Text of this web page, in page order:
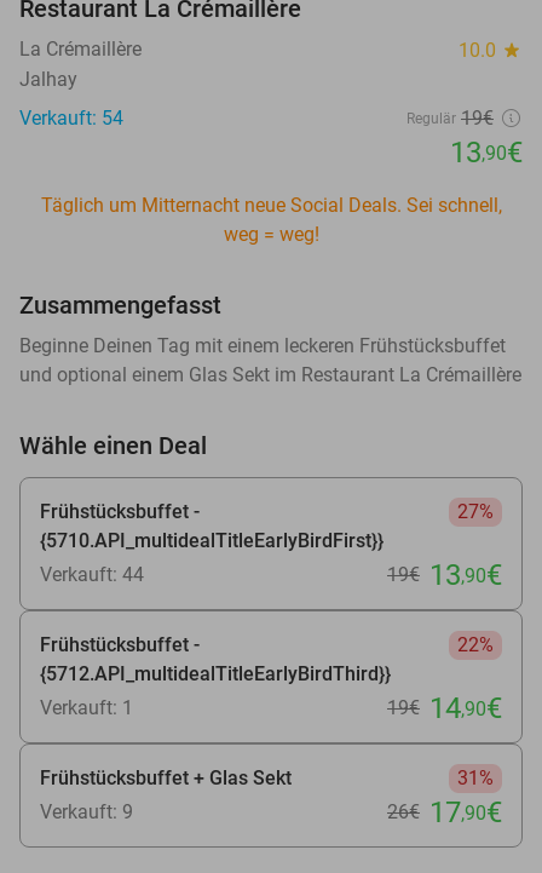
Restaurant La Crémaillère
La Crémaillère 10.0 star
Jalhay
Verkauft: 54
Regulär 19€
13,90€
Täglich um Mitternacht neue Social Deals. Sei schnell,
weg = weg!
Zusammengefasst
Beginne Deinen Tag mit einem leckeren Frühstücksbuffet
und optional einem Glas Sekt im Restaurant La Crémaillère
Wähle einen Deal
Frühstücksbuffet -
{5710.API_multidealTitleEarlyBirdFirst}}
27%
Verkauft: 44 19€ 13,90€
Frühstücksbuffet -
{5712.API_multidealTitleEarlyBirdThird}}
22%
Verkauft: 1 19€ 14,90€
Frühstücksbuffet + Glas Sekt
31%
Verkauft: 9
26€ 17,90€